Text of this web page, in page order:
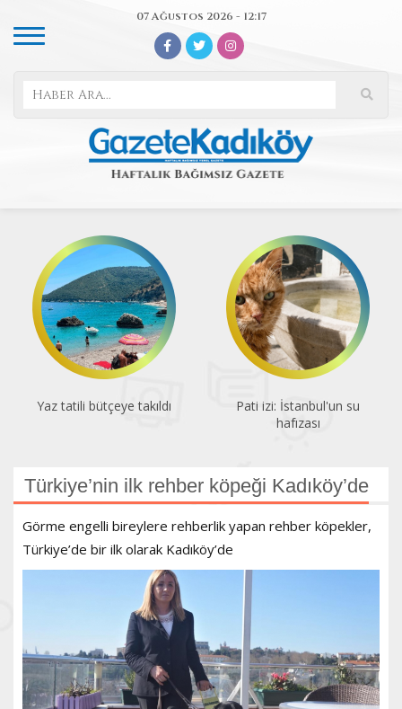
07 Ağustos 2026 - 12:17
Yaz tatili bütçeye takıldı
Pati izi: İstanbul'un su
hafızası
Türkiye’nin ilk rehber köpeği Kadıköy’de
Görme engelli bireylere rehberlik yapan rehber köpekler,
Türkiye’de bir ilk olarak Kadıköy’de